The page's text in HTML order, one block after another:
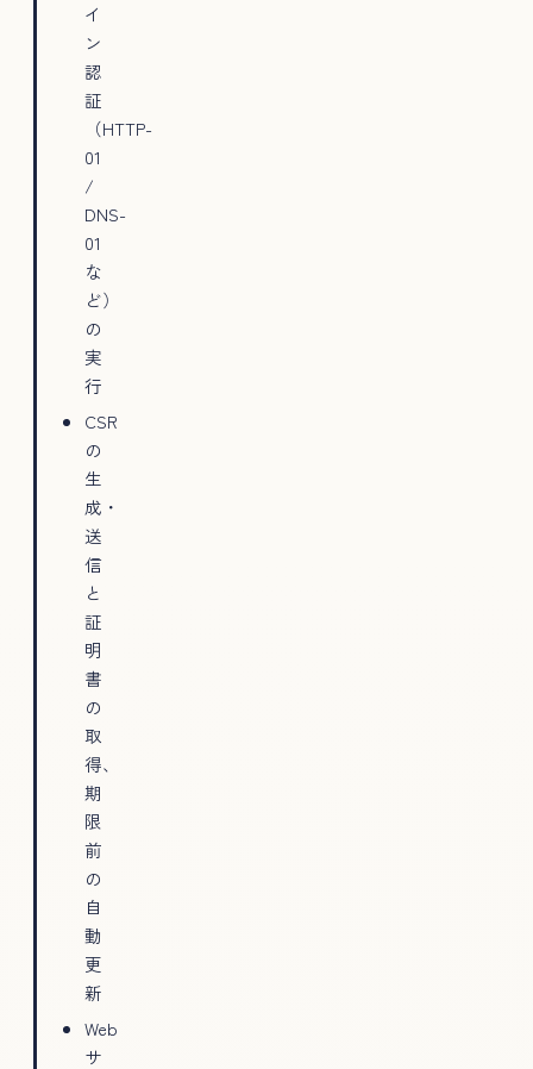
イ
ン
認
証
（HTTP-
01
/
DNS-
01
な
ど）
の
実
行
CSR
の
生
成・
送
信
と
証
明
書
の
取
得、
期
限
前
の
自
動
更
新
Web
サ